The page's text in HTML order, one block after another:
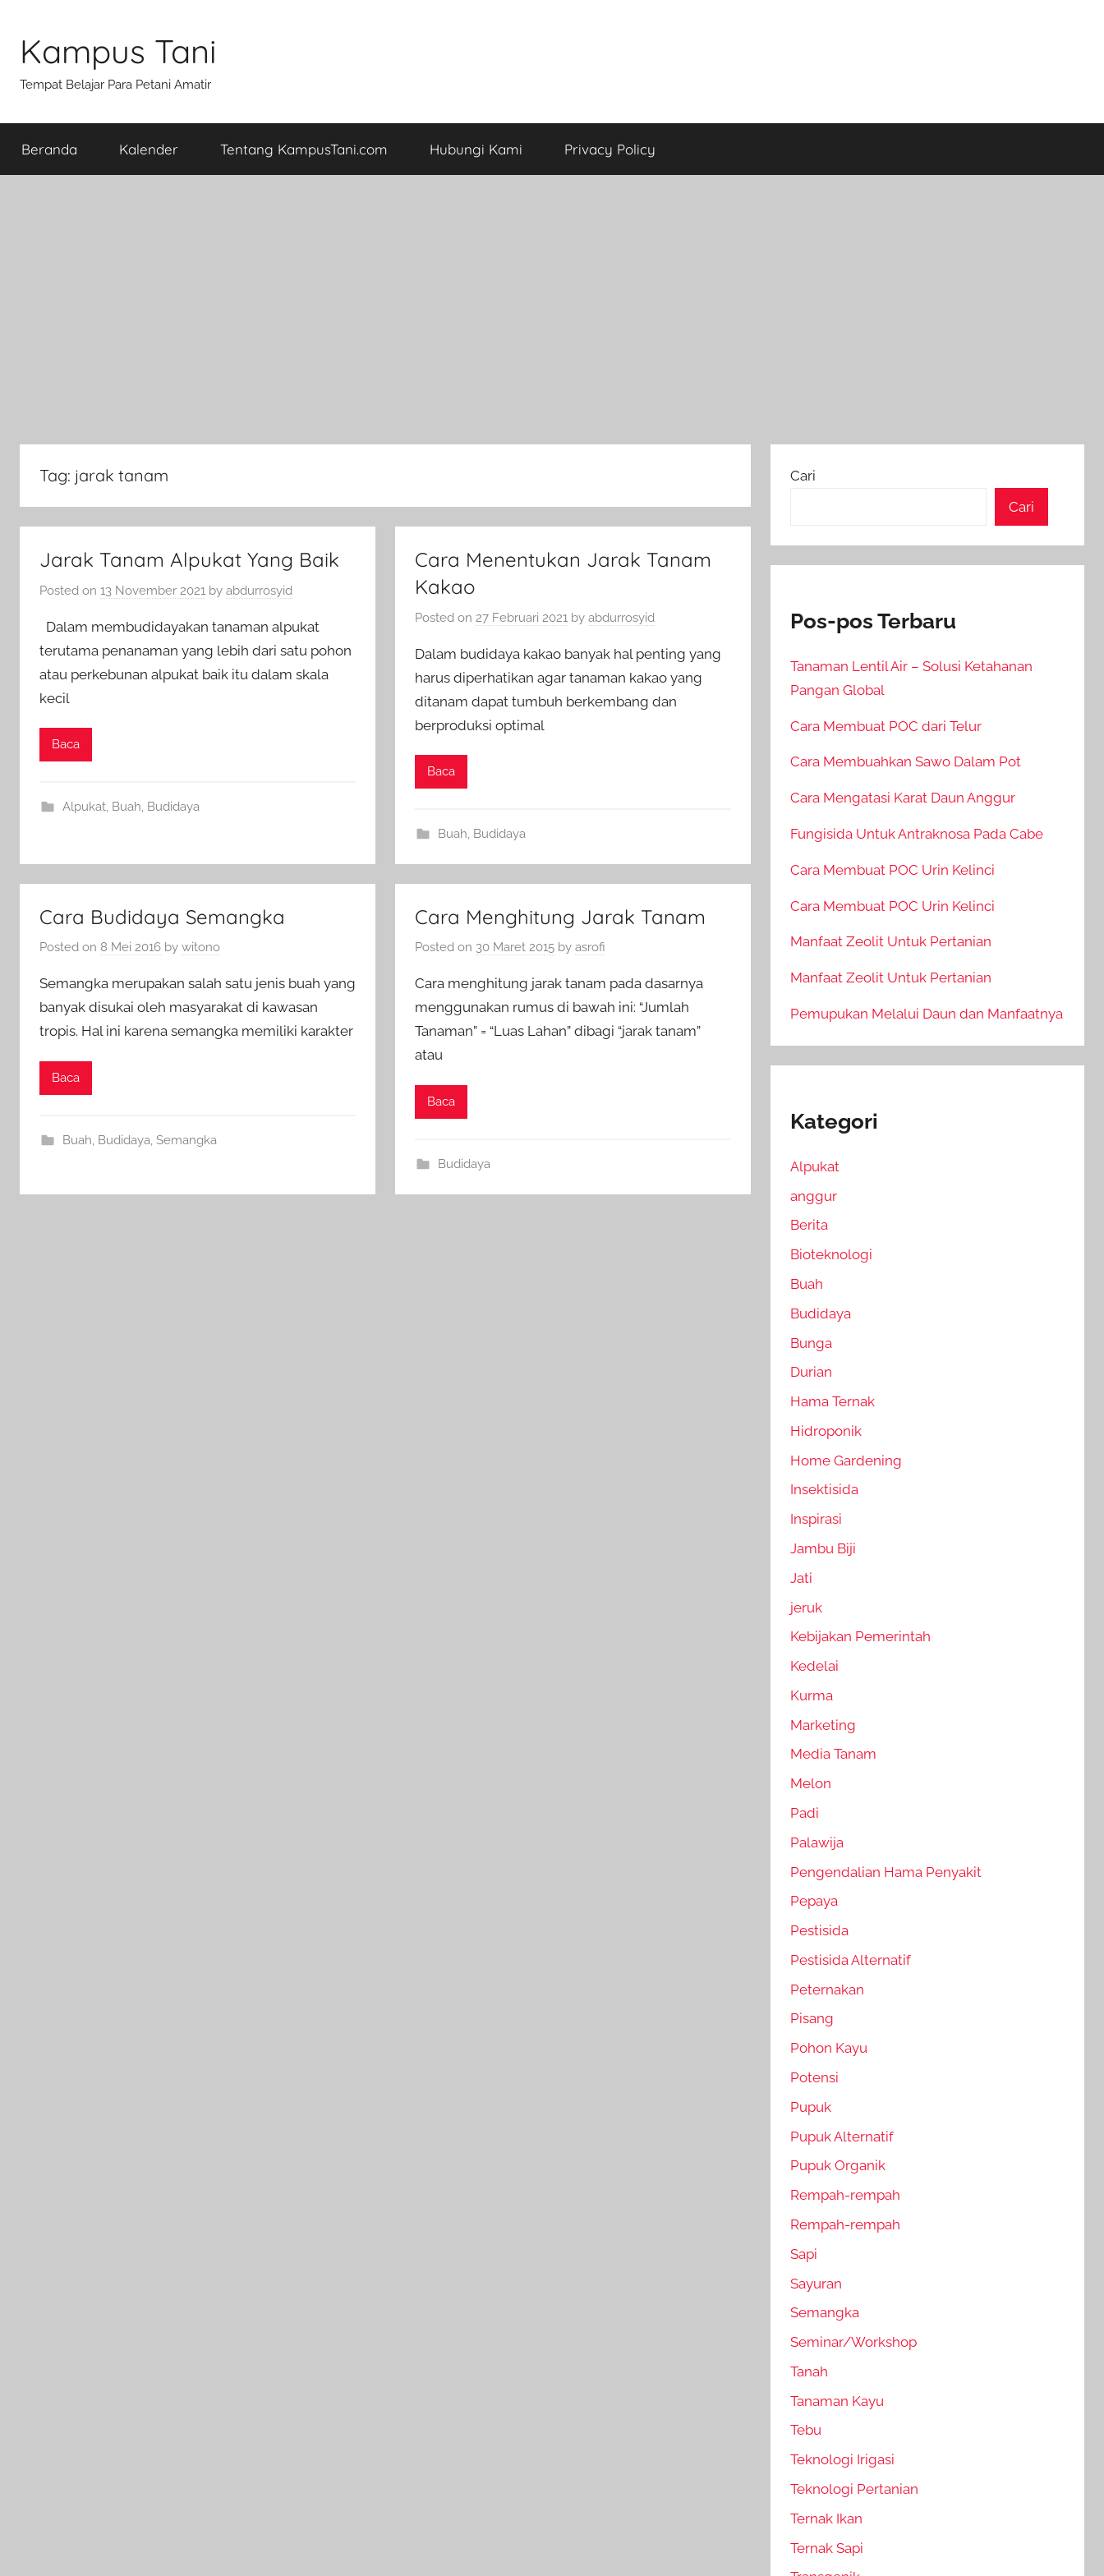
content
Kampus Tani
Tempat Belajar Para Petani Amatir
Beranda Kalender Tentang KampusTani.com Hubungi Kami Privacy Policy
Tag: jarak tanam
Jarak Tanam Alpukat Yang Baik
Posted on 13 November 2021 by abdurrosyid
Dalam membudidayakan tanaman alpukat
terutama penanaman yang lebih dari satu pohon
atau perkebunan alpukat baik itu dalam skala
kecil
Baca
Alpukat, Buah, Budidaya
Cara Menentukan Jarak Tanam
Kakao
Posted on 27 Februari 2021 byabdurrosyid
Dalam budidaya kakao banyak hal penting yang
harus diperhatikan agar tanaman kakao yang
ditanam dapat tumbuh berkembang dan
berproduksi optimal
Baca
Buah, Budidaya
Cara Budidaya Semangka
Posted on 8 Mei 2016 by witono
Semangka merupakan salah satu jenis buah yang
banyak disukai oleh masyarakat di kawasan
tropis. Hal ini karena semangka memiliki karakter
Baca
Buah Budidaya Semangka
Cara Menghitung Jarak Tanam
Posted on 30 Maret 2015 byasrofi
Cara menghitung jarak tanam pada dasarnya
menggunakan rumus di bawah ini: “Jumlah
Tanaman” = “Luas Lahan” dibagi “jarak tanam”
atau
Baca
Budidaya
Cari
Cari
Pos-pos Terbaru
Tanaman Lentil Air – Solusi Ketahanan
Pangan Global
Cara Membuat POC dari Telur
Cara Membuahkan Sawo Dalam Pot
Cara Mengatasi Karat Daun Anggur
Fungisida Untuk Antraknosa Pada Cabe
Cara Membuat POC Urin Kelinci
Cara Membuat POC Urin Kelinci
Manfaat Zeolit Untuk Pertanian
Manfaat Zeolit Untuk Pertanian
Pemupukan Melalui Daun dan Manfaatnya
Kategori
Alpukat
anggur
Berita
Bioteknologi
Buah
Budidaya
Bunga
Durian
Hama Ternak
Hidroponik
Home Gardening
Insektisida
Inspirasi
Jambu Biji
Jati
jeruk
Kebijakan Pemerintah
Kedelai
Kurma
Marketing
Media Tanam
Melon
Padi
Palawija
Pengendalian Hama Penyakit
Pepaya
Pestisida
Pestisida Alternatif
Peternakan
Pisang
Pohon Kayu
Potensi
Pupuk
Pupuk Alternatif
Pupuk Organik
Rempah-rempah
Rempah-rempah
Sapi
Sayuran
Semangka
Seminar/Workshop
Tanah
Tanaman Kayu
Tebu
Teknologi Irigasi
Teknologi Pertanian
Ternak Ikan
Ternak Sapi